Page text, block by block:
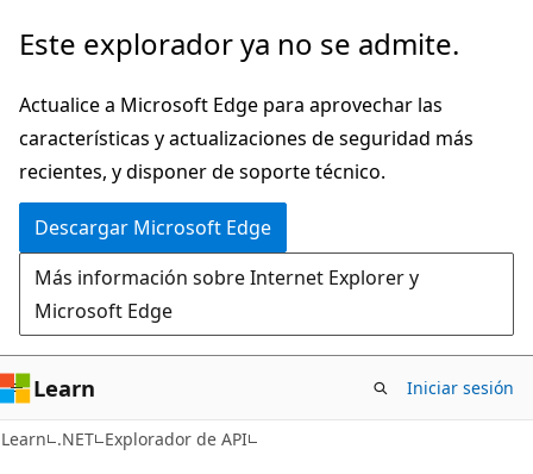
Ir
contenido
principal
Ir
la
navegación
en
la
página
Este explorador ya no se admite.
Actualice a Microsoft Edge para aprovechar las
características y actualizaciones de seguridad más
recientes, y disponer de soporte técnico.
Descargar Microsoft Edge
Más información sobre Internet Explorer y
Microsoft Edge
Learn Iniciar sesión
Learn .NET Explorador de API